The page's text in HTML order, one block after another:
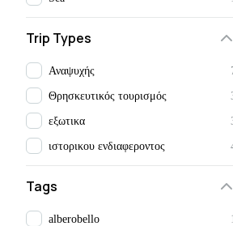
Trip Types
Αναψυχής
Θρησκευτικός τουρισμός
εξωτικα
ιστορικου ενδιαφεροντος
Tags
alberobello